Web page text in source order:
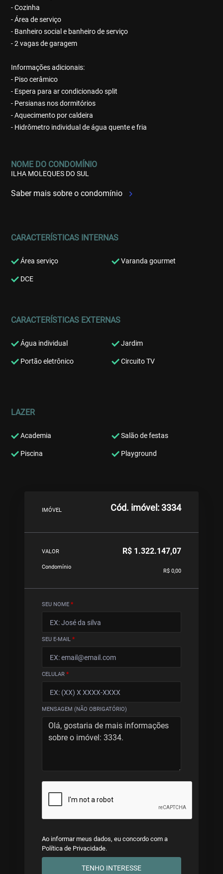
- Cozinha
- Área de serviço
- Banheiro social e banheiro de serviço
- 2 vagas de garagem
Informações adicionais:
- Piso cerâmico
- Espera para ar condicionado split
- Persianas nos dormitórios
- Aquecimento por caldeira
- Hidrômetro individual de água quente e fria
NOME DO CONDOMÍNIO
ILHA MOLEQUES DO SUL
Saber mais sobre o condomínio
CARACTERÍSTICAS INTERNAS
Área serviço Varanda gourmet
DCE
CARACTERÍSTICAS EXTERNAS
Água individual Jardim
Portão eletrônico Circuito TV
LAZER
Academia Salão de festas
Piscina Playground
IMÓVEL Cód. imóvel: 3334
VALOR R$ 1.322.147,07
Condomínio
R$ 0,00
SEU NOME *
SEU E-MAIL *
CELULAR *
MENSAGEM (NÃO OBRIGATÓRIO)
Ao informar meus dados, eu concordo com a
Política de Privacidade.
TENHO INTERESSE